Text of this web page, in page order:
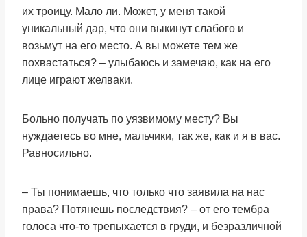
их троицу. Мало ли. Может, у меня такой
уникальный дар, что они выкинут слабого и
возьмут на его место. А вы можете тем же
похвастаться? – улыбаюсь и замечаю, как на его
лице играют желваки.
Больно получать по уязвимому месту? Вы
нуждаетесь во мне, мальчики, так же, как и я в вас.
Равносильно.
– Ты понимаешь, что только что заявила на нас
права? Потянешь последствия? – от его тембра
голоса что-то трепыхается в груди, и безразличной